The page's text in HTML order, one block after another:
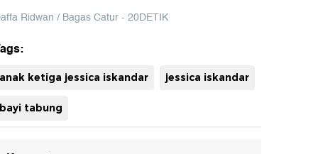
Ridwan / Bagas Catur - 20DETIK
anak ketiga jessica iskandar jessica iskandar
bayi tabung